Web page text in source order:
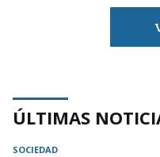
ÚLTIMAS
SOCIEDAD